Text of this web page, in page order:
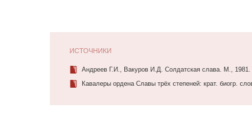
ИСТОЧНИКИ
Андреев Г.И., Вакуров И.Д. Солдатская слава. М., 1981.
Кавалеры ордена Славы трёх степеней: крат. биогр.